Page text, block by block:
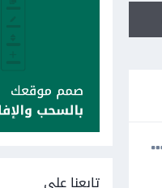
تابعنا على